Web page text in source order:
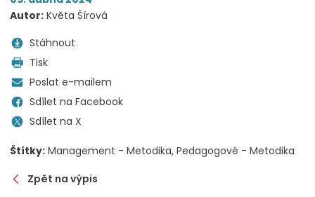
Autor: Květa Šírová
Stáhnout
Tisk
Poslat e-mailem
Sdílet na Facebook
Sdílet na X
Štítky: Management - Metodika Pedagogové - Metodika
Zpět na výpis